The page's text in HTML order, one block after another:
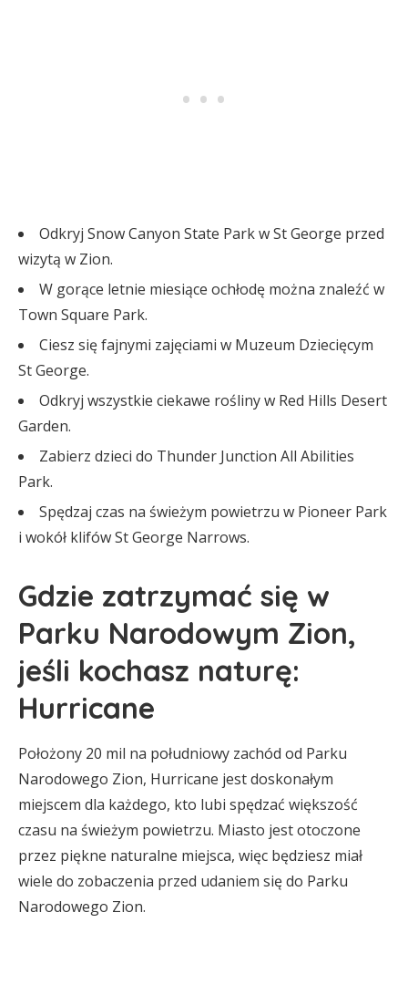
Odkryj Snow Canyon State Park w St George przed
wizytą w Zion.
W gorące letnie miesiące ochłodę można znaleźć w
Town Square Park.
Ciesz się fajnymi zajęciami w Muzeum Dziecięcym
St George.
Odkryj wszystkie ciekawe rośliny w Red Hills Desert
Garden.
Zabierz dzieci do Thunder Junction All Abilities
Park.
Spędzaj czas na świeżym powietrzu w Pioneer Park
i wokół klifów St George Narrows.
Gdzie zatrzymać się w
Parku Narodowym Zion,
jeśli kochasz naturę:
Hurricane
Położony 20 mil na południowy zachód od Parku
Narodowego Zion, Hurricane jest doskonałym
miejscem dla każdego, kto lubi spędzać większość
czasu na świeżym powietrzu. Miasto jest otoczone
przez piękne naturalne miejsca, więc będziesz miał
wiele do zobaczenia przed udaniem się do Parku
Narodowego Zion.